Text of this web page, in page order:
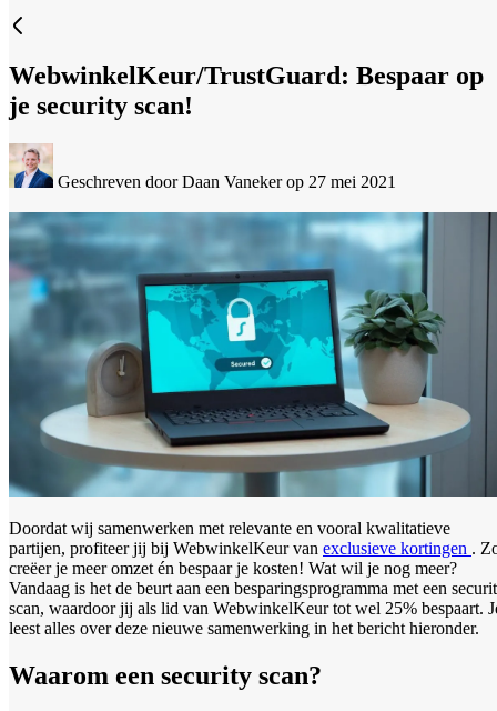
WebwinkelKeur/TrustGuard: Bespaar op
je security scan!
Geschreven door Daan Vanekerop 27 mei 2021
Doordat wij samenwerken met relevante en vooral kwalitatieve
partijen, profiteer jij bij WebwinkelKeur van exclusieve kortingen .
creëer je meer omzet én bespaar je kosten! Wat wil je nog meer?
Vandaag is het de beurt aan een besparingsprogramma met een
scan, waardoor jij als lid van WebwinkelKeur tot wel 25% bespaart.
leest alles over deze nieuwe samenwerking in het bericht hieronder.
Waarom een security scan?